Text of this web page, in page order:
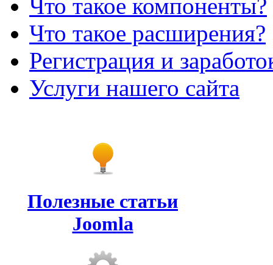
Что такое компоненты?
Что такое расширения?
Регистрация и
Услуги нашего сайта
Полезные статьи
Joomla